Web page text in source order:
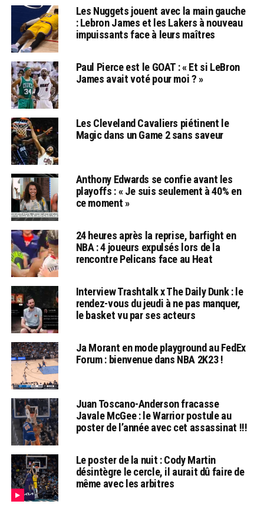
Les Nuggets jouent avec la main gauche
: Lebron James et les Lakers à nouveau
impuissants face à leurs maîtres
Paul Pierce est le GOAT : « Et si LeBron
James avait voté pour moi ? »
Les Cleveland Cavaliers piétinent le
Magic dans un Game 2 sans saveur
Anthony Edwards se confie avant les
playoffs : « Je suis seulement à 40% en
ce moment »
24 heures après la reprise, barfight en
NBA : 4 joueurs expulsés lors de la
rencontre Pelicans face au Heat
Interview Trashtalk x The Daily Dunk : le
rendez-vous du jeudi à ne pas manquer,
le basket vu par ses acteurs
Ja Morant en mode playground au FedEx
Forum : bienvenue dans NBA 2K23 !
Juan Toscano-Anderson fracasse
Javale McGee : le Warrior postule au
poster de l’année avec cet assassinat !!!
Le poster de la nuit : Cody Martin
désintègre le cercle, il aurait dû faire de
même avec les arbitres